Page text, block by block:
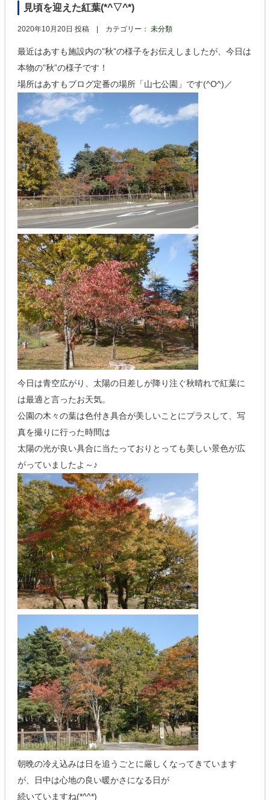
見頃を迎えた紅葉(*^▽^*)
2020年10月20日 投稿 | カテゴリー：未分類
最近はあすも施設内の”秋”の様子をお伝えしましたが、今日は
本物の”秋”の様子です！
場所はあすもブログ定番の場所「山七公園」です(^O^)／
今日は青空広がり、太陽の日差しが降り注ぐ秋晴れで紅葉に
は最適と言ったお天気。
公園の木々の葉は色付き具合が美しいことにプラスして、写
真を撮りに行った時間は
太陽の光が良い具合に当たっておりとっても美しい景色が広
がっていましたよ～♪
朝晩の冷え込みは日を追うごとに厳しくなってきています
が、日中は心地の良い暖かさになる日が
続いていますね(*^^*)